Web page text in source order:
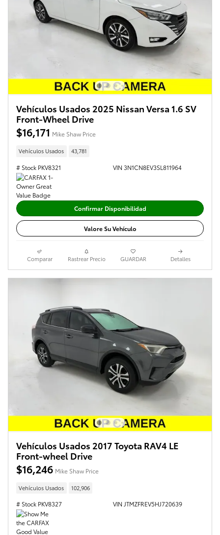
Vehículos Usados 2025 Nissan Versa 1.6 SV
Front-Wheel Drive
$16,171 Mike Shaw Price
Vehículos Usados 43,781
# Stock PKV8321 VIN 3N1CN8EV3SL811964
Confirmar Disponibilidad
Valore Su Vehículo
Comparar Rastrear Precio GUARDAR Detalles
Vehículos Usados 2017 Toyota RAV4 LE
Front-wheel Drive
$16,246 Mike Shaw Price
Vehículos Usados 102,906
# Stock PKV8327 VIN JTMZFREV5HJ720639